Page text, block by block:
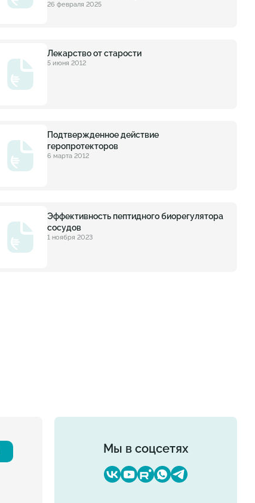
26 февраля 2025
Лекарство от старости
5 июня 2012
Подтвержденное действие
геропротекторов
6 марта 2012
Эффективность пептидного биорегулятора
сосудов
1 ноября 2023
Мы в соцсетях